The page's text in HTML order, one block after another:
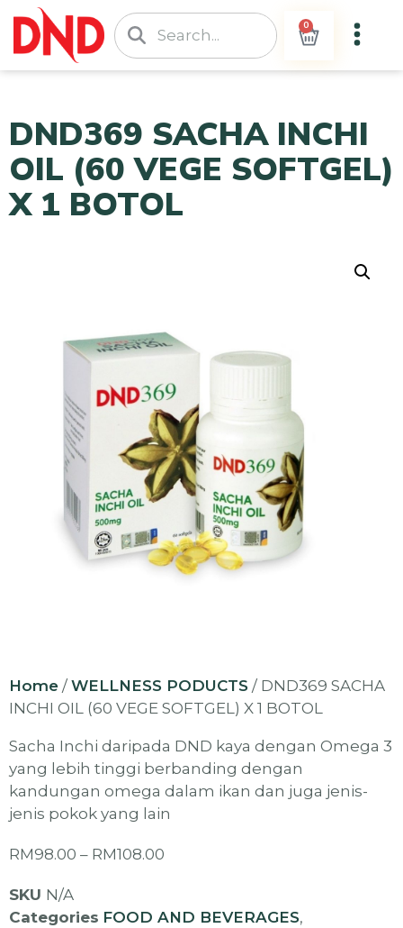
0
DND369 SACHA INCHI
OIL (60 VEGE SOFTGEL)
X 1 BOTOL
Home / WELLNESS PODUCTS / DND369 SACHA
INCHI OIL (60 VEGE SOFTGEL) X 1 BOTOL
Sacha Inchi daripada DND kaya dengan Omega 3
yang lebih tinggi berbanding dengan
kandungan omega dalam ikan dan juga jenis-
jenis pokok yang lain
RM98.00 – RM108.00
SKU N/A
Categories FOOD AND BEVERAGES,